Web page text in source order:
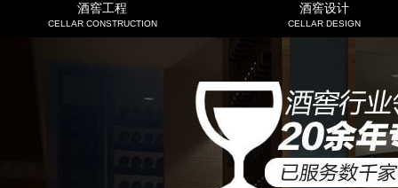
酒窖工程
CELLAR CONSTRUCTION
酒窖设计
CELLAR DESIGN